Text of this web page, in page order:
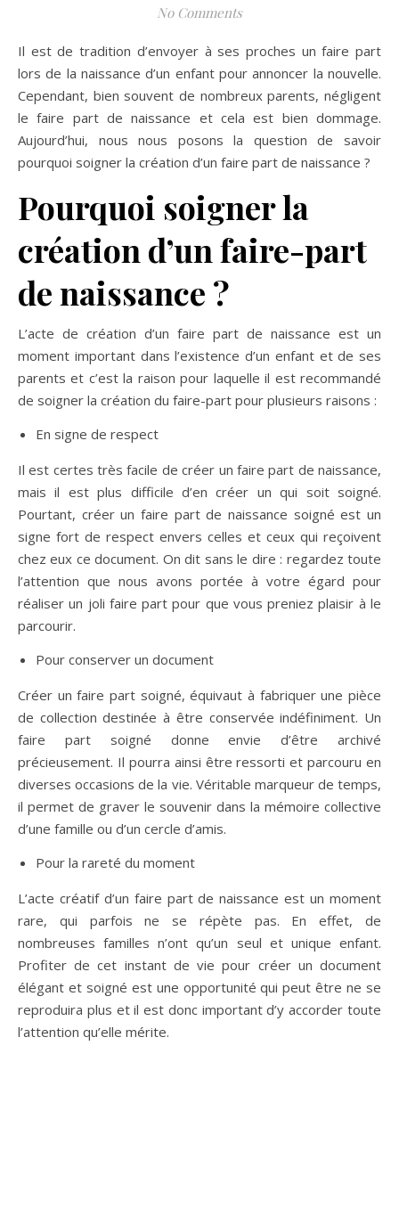
No Comments
Il est de tradition d’envoyer à ses proches un faire part
lors de la naissance d’un enfant pour annoncer la nouvelle.
Cependant, bien souvent de nombreux parents, négligent
le faire part de naissance et cela est bien dommage.
Aujourd’hui, nous nous posons la question de savoir
pourquoi soigner la création d’un faire part de naissance ?
Pourquoi soigner la
création d’un faire-part
de naissance ?
L’acte de création d’un faire part de naissance est un
moment important dans l’existence d’un enfant et de ses
parents et c’est la raison pour laquelle il est recommandé
de soigner la création du faire-part pour plusieurs raisons :
En signe de respect
Il est certes très facile de créer un faire part de naissance,
mais il est plus difficile d’en créer un qui soit soigné.
Pourtant, créer un faire part de naissance soigné est un
signe fort de respect envers celles et ceux qui reçoivent
chez eux ce document. On dit sans le dire : regardez toute
l’attention que nous avons portée à votre égard pour
réaliser un joli faire part pour que vous preniez plaisir à le
parcourir.
Pour conserver un document
Créer un faire part soigné, équivaut à fabriquer une pièce
de collection destinée à être conservée indéfiniment. Un
faire part soigné donne envie d’être archivé
précieusement. Il pourra ainsi être ressorti et parcouru en
diverses occasions de la vie. Véritable marqueur de temps,
il permet de graver le souvenir dans la mémoire collective
d’une famille ou d’un cercle d’amis.
Pour la rareté du moment
L’acte créatif d’un faire part de naissance est un moment
rare, qui parfois ne se répète pas. En effet, de
nombreuses familles n’ont qu’un seul et unique enfant.
Profiter de cet instant de vie pour créer un document
élégant et soigné est une opportunité qui peut être ne se
reproduira plus et il est donc important d’y accorder toute
l’attention qu’elle mérite.